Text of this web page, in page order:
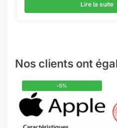
Lire la suite
Nos clients ont
-5%